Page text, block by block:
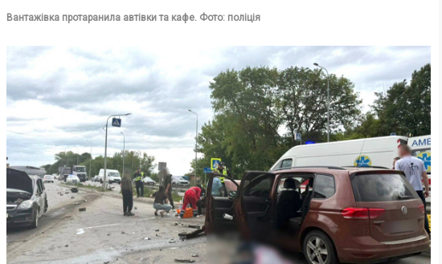
Вантажівка протаранила автівки та кафе. Фото: поліція